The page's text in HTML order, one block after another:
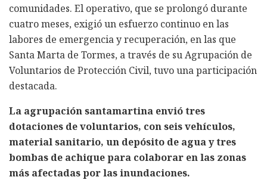
comunidades. El operativo, que se prolongó durante
cuatro meses, exigió un esfuerzo continuo en las
labores de emergencia y recuperación, en las que
Santa Marta de Tormes, a través de su Agrupación de
Voluntarios de Protección Civil, tuvo una participación
destacada.
La agrupación santamartina envió tres
dotaciones de voluntarios, con seis vehículos,
material sanitario, un depósito de agua y tres
bombas de achique para colaborar en las zonas
más afectadas por las inundaciones.